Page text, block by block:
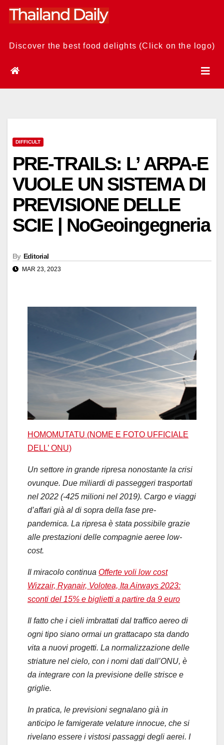
Skip
Discover the best food delights (Click on the logo)
DIFFICULT
PRE-TRAILS: L’ ARPA-E
VUOLE UN SISTEMA DI
PREVISIONE DELLE
SCIE | NoGeoingegneria
By Editorial
MAR 23, 2023
HOMOMUTATU (NOME E FOTO UFFICIALE
DELL’ ONU)
Un settore in grande ripresa nonostante la crisi
ovunque. Due miliardi di passeggeri trasportati
nel 2022 (-425 milioni nel 2019). Cargo e viaggi
d’affari già al di sopra della fase pre-
pandemica. La ripresa è stata possibile grazie
alle prestazioni delle compagnie aeree low-
cost.
Il miracolo continua Offerte voli low cost
Wizzair, Ryanair, Volotea, Ita Airways 2023:
sconti del 15% e biglietti a partire da 9 euro
Il fatto che i cieli imbrattati dal traffico aereo di
ogni tipo siano ormai un grattacapo sta dando
vita a nuovi progetti. La normalizzazione delle
striature nel cielo, con i nomi dati dall’ONU, è
da integrare con la previsione delle strisce e
griglie.
In pratica, le previsioni segnalano già in
anticipo le famigerate velature innocue, che si
rivelano essere i vistosi passaggi degli aerei. I